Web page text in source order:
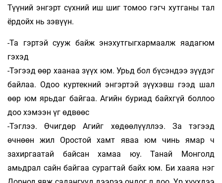
Түүний энгэрт сүхний иш шиг томоо гэгч хутганы тал
ёрдойх нь зэвүүн.
-Та гэртэй сууж байж энэхутгыгхармаалж яадагюм
гэхэд
-Тэгээд өөр хаанаа зүүх юм. Урьд бол бүсэндээ зүүдэг
байлаа. Одоо куртекний энгэртэй зүүхэвш гээд шал
өөр юм ярьдаг байгаа. Агийн буриад байхгүй боллоо
доо хэмээн үг өдвөөс
-Тэглээ. Өчигдөр Агийг хөдөөлүүллээ. За тэгээд
өчнөөн жил Оростой хамт яваа юм чинь ямар ч
захиргаатай байсан хамаа юу. Танай Монголд
амьдрал сайн байгаа сурагтай байх юм. Би хааяа нэг